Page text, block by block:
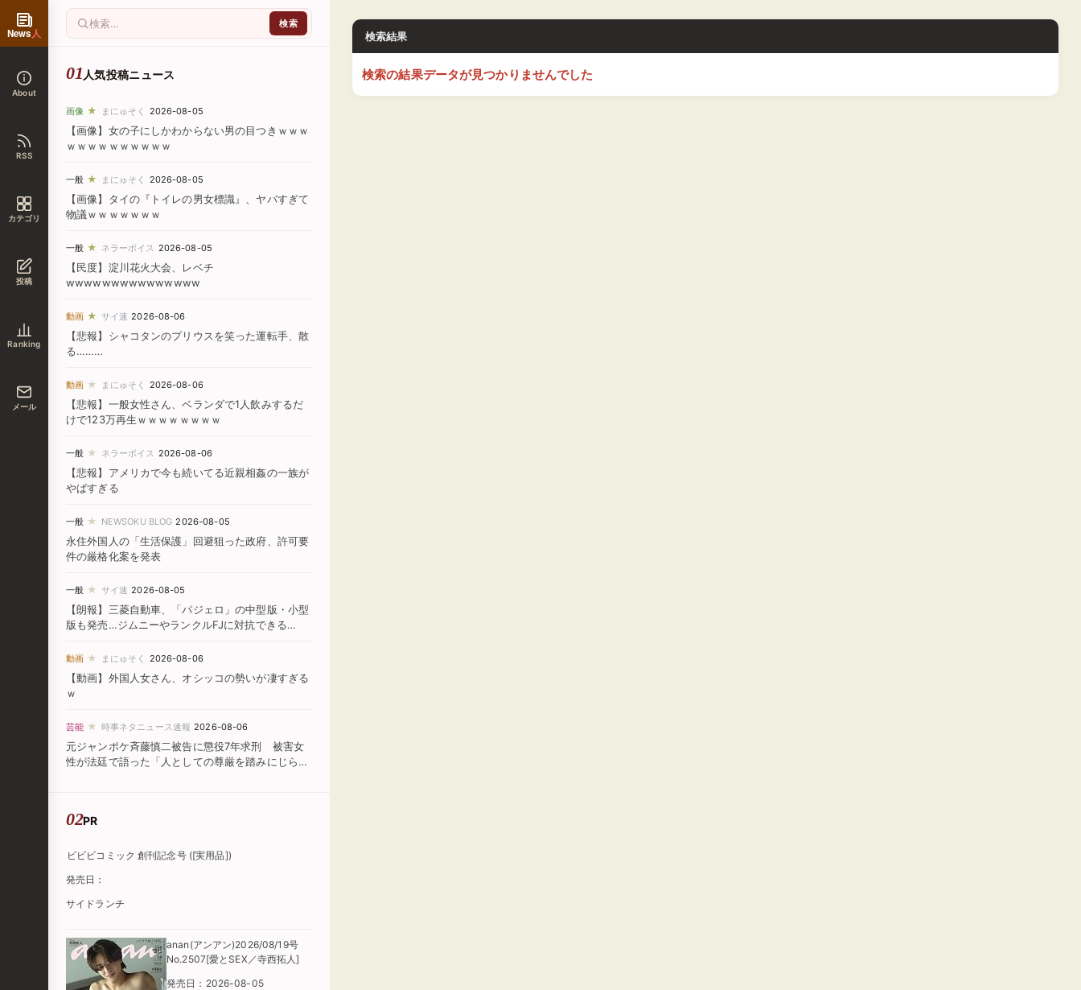
News人
About
RSS
カテゴリ
投稿
Ranking
メール
人気投稿ニュース
画像 ★ まにゅそく 2026-08-05
【画像】女の子にしかわからない男の目つきｗｗｗ
ｗｗｗｗｗｗｗｗｗｗ
一般 ★ まにゅそく 2026-08-05
【画像】タイの『トイレの男女標識』、ヤバすぎて
物議ｗｗｗｗｗｗｗ
一般 ★ ネラーボイス 2026-08-05
【民度】淀川花火大会、レベチ
wwwwwwwwwwwwwww
動画 ★ サイ速 2026-08-06
【悲報】シャコタンのプリウスを笑った運転手、散
る………
動画 ★ まにゅそく 2026-08-06
【悲報】一般女性さん、ベランダで1人飲みするだ
けで123万再生ｗｗｗｗｗｗｗｗ
一般 ★ ネラーボイス 2026-08-06
【悲報】アメリカで今も続いてる近親相姦の一族が
やばすぎる
一般 ★ NEWSOKU BLOG 2026-08-05
永住外国人の「生活保護」回避狙った政府、許可要
件の厳格化案を発表
一般 ★ サイ速 2026-08-05
【朗報】三菱自動車、「パジェロ」の中型版・小型
版も発売…ジムニーやランクルFJに対抗できる
動画 ★ まにゅそく 2026-08-06
【動画】外国人女さん、オシッコの勢いが凄すぎる
ｗ
芸能 ★ 時事ネタニュース速報 2026-08-06
元ジャンポケ斉藤慎二被告に懲役7年求刑 被害女
性が法廷で語った「人としての尊厳を踏みにじられ
PR
ビビビコミック 創刊記念号 ([実用品])
発売日：
サイドランチ
anan(アンアン)2026/08/19号
No.2507[愛とSEX／寺西拓人]
発売日：2026-08-05
検索結果
検索の結果データが見つかりませんでした